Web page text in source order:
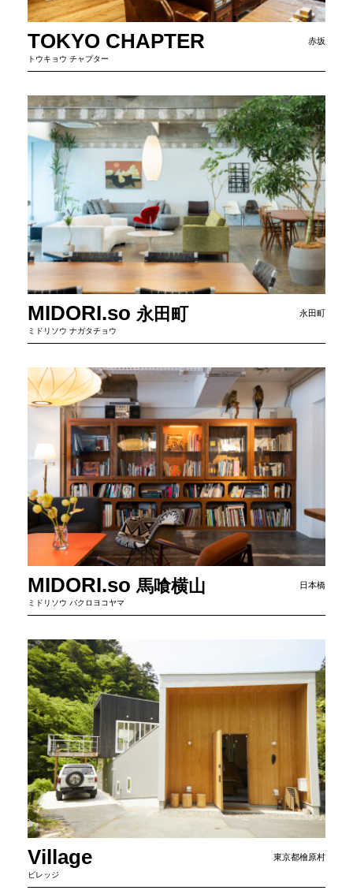
TOKYO CHAPTER
トウキョウ チャプター
赤坂
MIDORI.so 永田 町
ミドリソウ ナガタチョウ
永田町
MIDORI.so 馬喰横山
ミドリソウ バクロヨコヤマ
日本橋
Village
ビレッジ
東京都檜原村